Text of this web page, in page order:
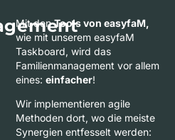
Mit denTools von easyfaM,
wie mit unserem easyfaM
Taskboard, wird das
Familienmanagement vor allem
eines: einfacher!
Wir implementieren agile
Methoden dort, wo die meiste
Synergien entfesselt werden: